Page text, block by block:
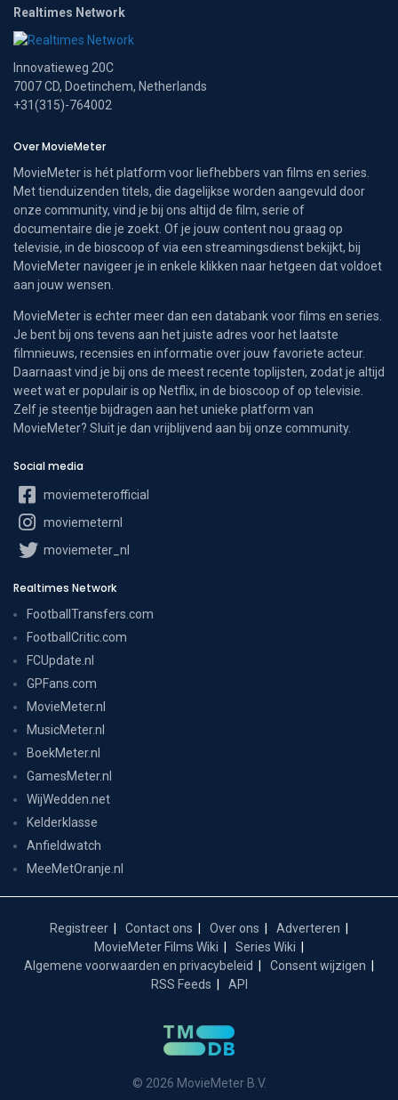
Realtimes Network
Innovatieweg 20C
7007 CD, Doetinchem, Netherlands
+31(315)-764002
Over MovieMeter
MovieMeter is hét platform voor liefhebbers van films en series.
Met tienduizenden titels, die dagelijkse worden aangevuld door
onze community, vind je bij ons altijd de film, serie of
documentaire die je zoekt. Of je jouw content nou graag op
televisie, in de bioscoop of via een streamingsdienst bekijkt, bij
MovieMeter navigeer je in enkele klikken naar hetgeen dat voldoet
aan jouw wensen.
MovieMeter is echter meer dan een databank voor films en series.
Je bent bij ons tevens aan het juiste adres voor het laatste
filmnieuws, recensies en informatie over jouw favoriete acteur.
Daarnaast vind je bij ons de meest recente toplijsten, zodat je altijd
weet wat er populair is op Netflix, in de bioscoop of op televisie.
Zelf je steentje bijdragen aan het unieke platform van
MovieMeter? Sluit je dan vrijblijvend aan bij onze community.
Social media
moviemeterofficial
moviemeternl
moviemeter_nl
Realtimes Network
FootballTransfers.com
FootballCritic.com
FCUpdate.nl
GPFans.com
MovieMeter.nl
MusicMeter.nl
BoekMeter.nl
GamesMeter.nl
WijWedden.net
Kelderklasse
Anfieldwatch
MeeMetOranje.nl
Registreer Contact ons Over ons
Adverteren
MovieMeter Films Wiki
Series Wiki
Algemene voorwaarden en privacybeleid
Consent wijzigen
RSS Feeds
API
© 2026 MovieMeter B.V.